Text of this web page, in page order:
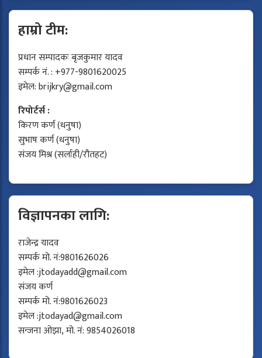
हाम्रो टीम:
प्रधान सम्पादकः बृजकुमार यादव
सम्पर्क नं. : +977-9801620025
इमेल:brijkry@gmail.com
रिपोर्टर्स :
किरण कर्ण (धनुषा)
सुभाष कर्ण (धनुषा)
संजय मिश्र (सर्लाही/रौतहट)
विज्ञापनका लागि:
राजेन्द्र यादव
सम्पर्क मो. नं:9801626026
इमेल :jtodayadd@gmail.com
संजय कर्ण
सम्पर्क मो. नं:9801626023
इमेल :jtodayad@gmail.com
सन्जना ओझा, मो. नं: 9854026018